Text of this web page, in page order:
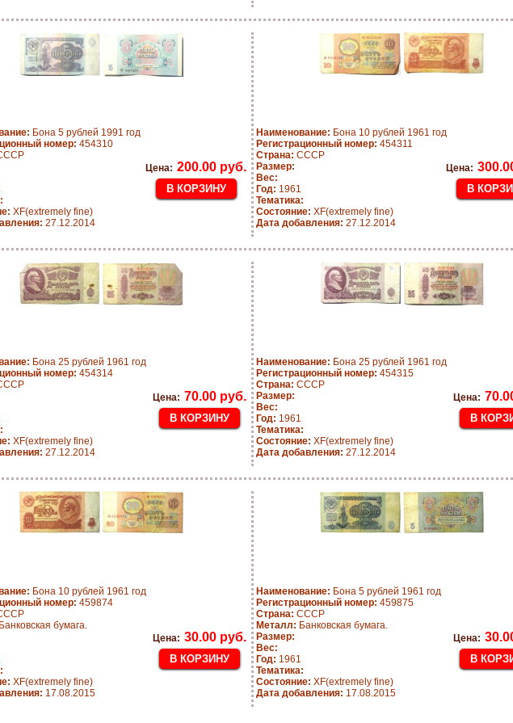
Бона 5 рублей 1991 год
номер: 454310
XF(extremely fine)
27.12.2014
Цена: 200.00 руб.
Наименование: Бона 10 рублей 1961 год
Регистрационный номер: 454311
Страна: СССР
Размер:
Вес:
Год: 1961
Тематика:
Состояние: XF(extremely fine)
Дата добавления: 27.12.2014
Цена:
Бона 25 рублей 1961 год
номер: 454314
XF(extremely fine)
27.12.2014
Цена: 70.00 руб.
Наименование: Бона 25 рублей 1961 год
Регистрационный номер: 454315
Страна: СССР
Размер:
Вес:
Год: 1961
Тематика:
Состояние: XF(extremely fine)
Дата добавления: 27.12.2014
Цена:
Бона 10 рублей 1961 год
номер: 459874
Банковская бумага.
XF(extremely fine)
17.08.2015
Цена: 30.00 руб.
Наименование: Бона 5 рублей 1961 год
Регистрационный номер: 459875
Страна: СССР
Металл: Банковская бумага.
Размер:
Вес:
Год: 1961
Тематика:
Состояние: XF(extremely fine)
Дата добавления: 17.08.2015
Цена: